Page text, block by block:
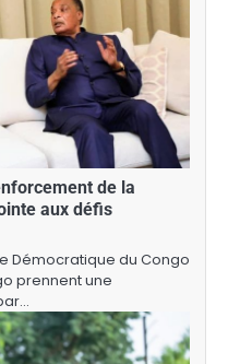
de la
aux défis
Démocratique du Congo
prennent une